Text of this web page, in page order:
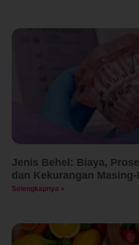
Jenis Behel: Biaya,
dan Kekurangan
Selengkapnya »